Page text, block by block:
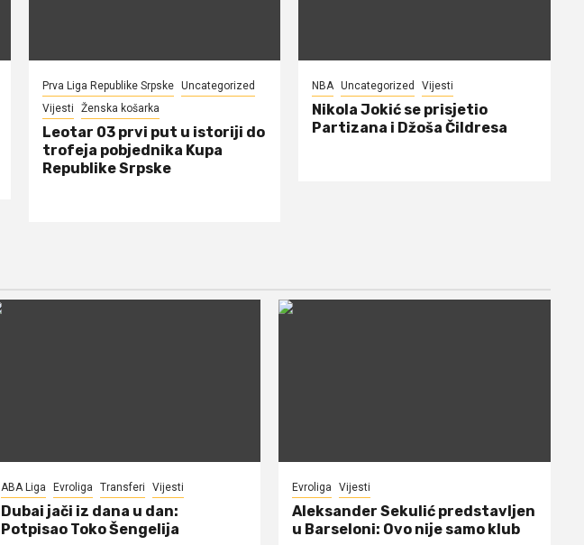
Prva Liga Republike Srpske Uncategorized
Vijesti
Ženska košarka
Leotar 03 prvi put u istoriji do
trofeja pobjednika Kupa
Republike Srpske
NBA Uncategorized Vijesti
Nikola Jokić se prisjetio
Partizana i Džoša Čildresa
ABA Liga Evroliga Transferi Vijesti
Dubai jači iz dana u dan:
Potpisao Toko Šengelija
Evroliga Vijesti
Aleksander Sekulić predstavljen
u Barseloni: Ovo nije samo klub